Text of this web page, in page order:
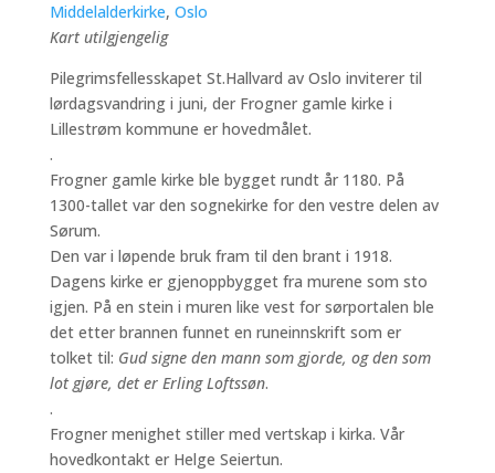
Middelalderkirke, Oslo
Kart utilgjengelig
Pilegrimsfellesskapet St.Hallvard av Oslo inviterer til
lørdagsvandring i juni, der Frogner gamle kirke i
Lillestrøm kommune er hovedmålet.
.
Frogner gamle kirke ble bygget rundt år 1180. På
1300-tallet var den sognekirke for den vestre delen av
Sørum.
Den var i løpende bruk fram til den brant i 1918.
Dagens kirke er gjenoppbygget fra murene som sto
igjen. På en stein i muren like vest for sørportalen ble
det etter brannen funnet en runeinnskrift som er
tolket til: Gud signe den mann som gjorde, og den som
lot gjøre, det er Erling Loftssøn.
.
Frogner menighet stiller med vertskap i kirka. Vår
hovedkontakt er Helge Seiertun.